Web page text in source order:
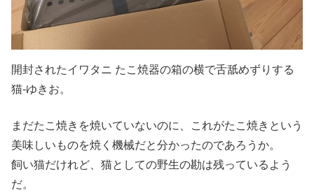
開封されたイワタニ たこ焼器の箱の横で舌舐めずりする
猫-ゆきお。
まだたこ焼きを焼いていないのに、これがたこ焼きという
美味しいものを焼く機械だと分かったのであろうか。
飼い猫だけれど、猫としての野生の勘は残っているよう
だ。